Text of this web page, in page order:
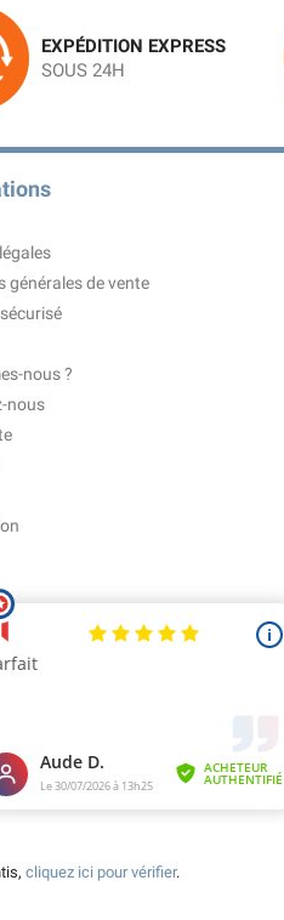
EXPÉDITION EXPRESS
SOUS 24H
générales de vente
nous ?
nous
cliquez ici pour vérifier.